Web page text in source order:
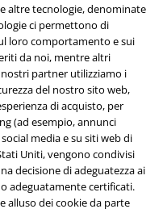
altre tecnologie, denominate
ci permettono di
loro comportamento e sui
da noi, mentre altri
partner utilizziamo i
del nostro sito web,
di acquisto, per
(ad esempio, annunci
media e su siti web di
Uniti, vengono condivisi
decisione di adeguatezza ai
adeguatamente certificati.
alluso dei cookie da parte